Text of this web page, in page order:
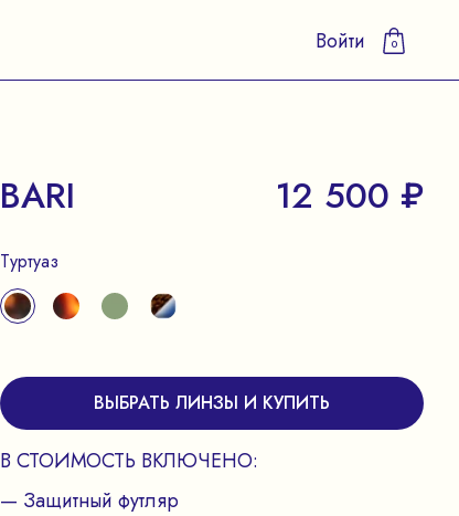
Войти 0
BARI 12 500 ₽
Туртуаз
ВЫБРАТЬ ЛИНЗЫ И КУПИТЬ
В СТОИМОСТЬ ВКЛЮЧЕНО:
— Защитный футляр